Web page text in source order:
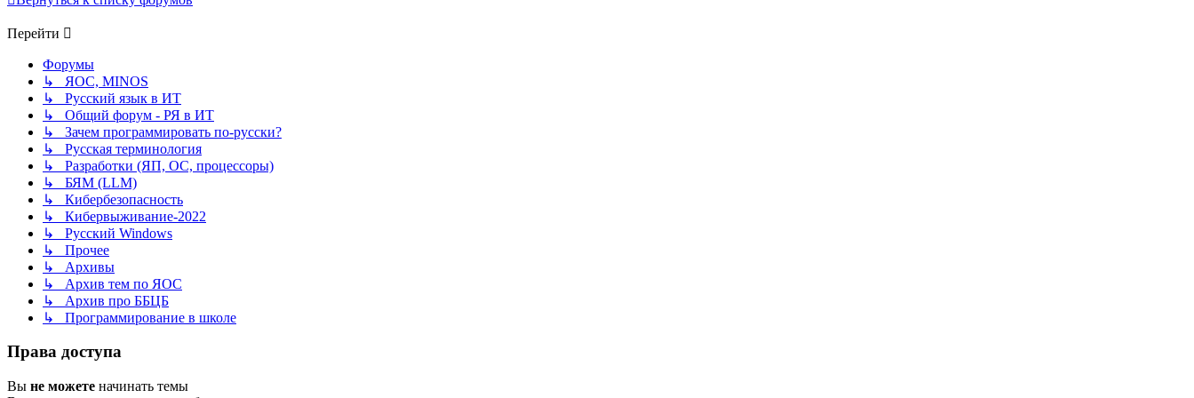
Перейти
Форумы
↳ ЯОС, MINOS
↳ Русский язык в ИТ
↳ Общий форум - РЯ в ИТ
↳ Зачем программировать по-русски?
↳ Русская терминология
↳ Разработки (ЯП, ОС, процессоры)
↳ БЯМ (LLM)
↳ Кибербезопасность
↳ Кибервыживание-2022
↳ Русский Windows
↳ Прочее
↳ Архивы
↳ Архив тем по ЯОС
↳ Архив про ББЦБ
↳ Программирование в школе
Права доступа
Вы не можете начинать темы